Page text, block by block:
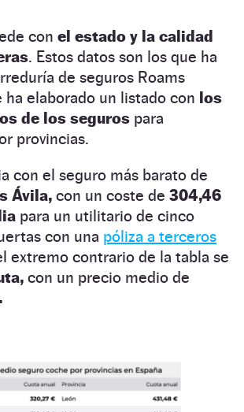
con el estado y la calidad
. Estos datos son los que ha
de seguros Roams
ha elaborado un listado con los
de los seguros para
provincias.
con el seguro más barato de
Ávila, con un coste de 304,46
para un utilitario de cinco
con una póliza a terceros
extremo contrario de la tabla se
con un precio medio de